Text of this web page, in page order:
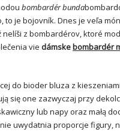
bombardér bunda
je bojovník. Dnes je veľa
z bombardérov, ktoré
vie dámskebombardér
do bioder bluza z
się one zazwyczaj przy
lub napy oraz małą
uwydatnia proporcje figury,